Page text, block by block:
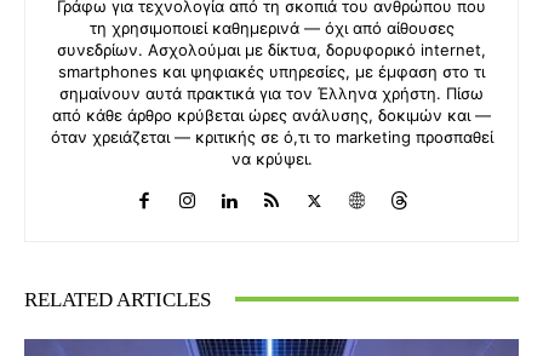
Γράφω για τεχνολογία από τη σκοπιά του ανθρώπου που
τη χρησιμοποιεί καθημερινά — όχι από αίθουσες
συνεδρίων. Ασχολούμαι με δίκτυα, δορυφορικό internet,
smartphones και ψηφιακές υπηρεσίες, με έμφαση στο τι
σημαίνουν αυτά πρακτικά για τον Έλληνα χρήστη. Πίσω
από κάθε άρθρο κρύβεται ώρες ανάλυσης, δοκιμών και —
όταν χρειάζεται — κριτικής σε ό,τι το marketing προσπαθεί
να κρύψει.
RELATED ARTICLES